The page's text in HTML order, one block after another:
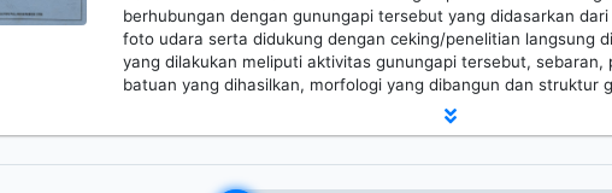
berhubungan dengan gunungapi tersebut yang didasarkan
foto udara serta didukung dengan ceking/penelitian langsung
yang dilakukan meliputi aktivitas gunungapi tersebut, sebaran,
batuan yang dihasilkan, morfologi yang dibangun dan struktur